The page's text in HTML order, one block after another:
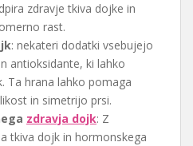
zdravje tkiva dojke in
rast.
: nekateri dodatki vsebujejo
antioksidante, ki lahko
Ta hrana lahko pomaga
in simetrijo prsi.
zdravja dojk: Z
tkiva dojk in hormonskega